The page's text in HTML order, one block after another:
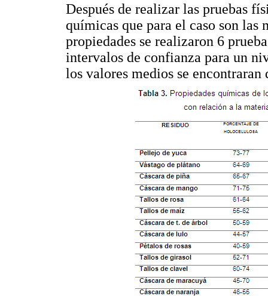
Después de realizar las pruebas
químicas que para el caso son las
propiedades se realizaron 6
intervalos de confianza para un
los valores medios se